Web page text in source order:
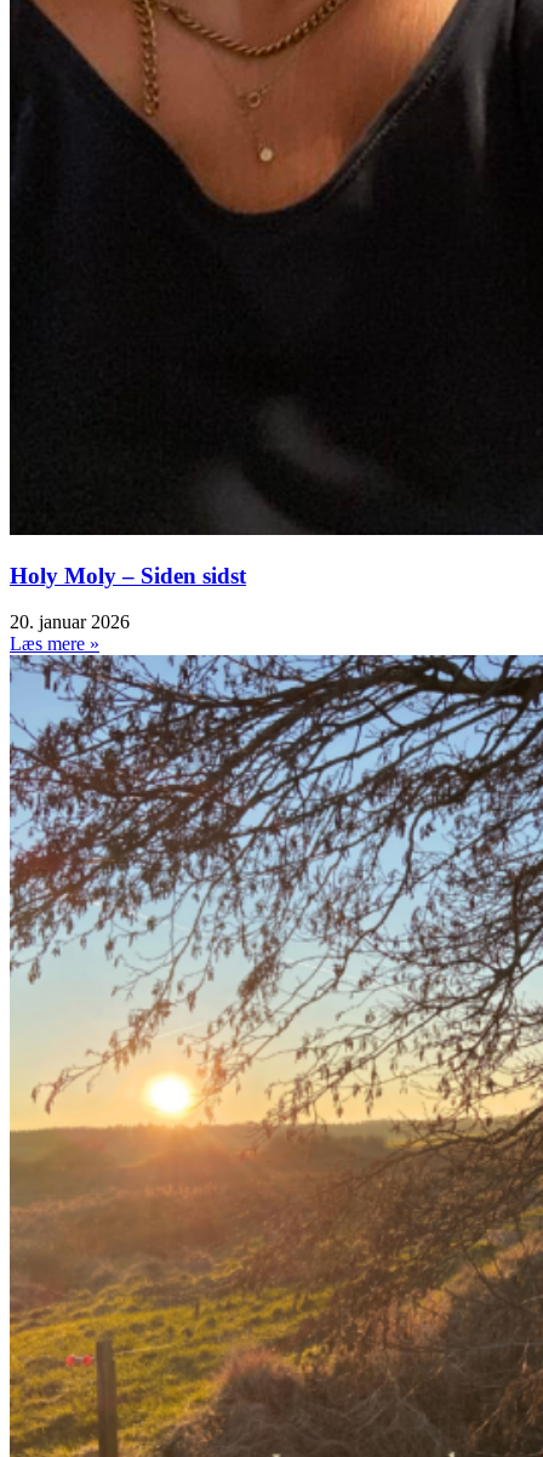
Holy Moly – Siden sidst
20. januar 2026
Læs mere »